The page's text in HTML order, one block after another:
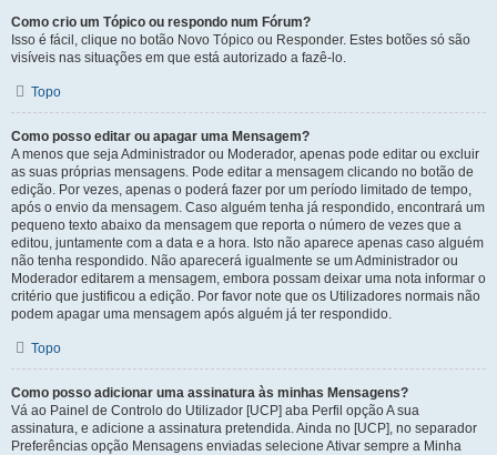
Como crio um Tópico ou respondo num Fórum?
Isso é fácil, clique no botão Novo Tópico ou Responder. Estes botões só são
visíveis nas situações em que está autorizado a fazê-lo.
Topo
Como posso editar ou apagar uma Mensagem?
A menos que seja Administrador ou Moderador, apenas pode editar ou excluir
as suas próprias mensagens. Pode editar a mensagem clicando no botão de
edição. Por vezes, apenas o poderá fazer por um período limitado de tempo,
após o envio da mensagem. Caso alguém tenha já respondido, encontrará um
pequeno texto abaixo da mensagem que reporta o número de vezes que a
editou, juntamente com a data e a hora. Isto não aparece apenas caso alguém
não tenha respondido. Não aparecerá igualmente se um Administrador ou
Moderador editarem a mensagem, embora possam deixar uma nota informar o
critério que justificou a edição. Por favor note que os Utilizadores normais não
podem apagar uma mensagem após alguém já ter respondido.
Topo
Como posso adicionar uma assinatura às minhas Mensagens?
Vá ao Painel de Controlo do Utilizador [UCP] aba Perfil opção A sua
assinatura, e adicione a assinatura pretendida. Ainda no [UCP], no separador
Preferências opção Mensagens enviadas selecione Ativar sempre a Minha